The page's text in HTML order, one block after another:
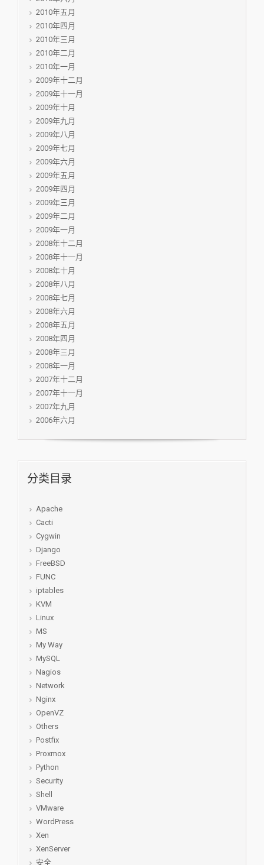
2010年五月
2010年四月
2010年三月
2010年二月
2010年一月
2009年十二月
2009年十一月
2009年十月
2009年九月
2009年八月
2009年七月
2009年六月
2009年五月
2009年四月
2009年三月
2009年二月
2009年一月
2008年十二月
2008年十一月
2008年十月
2008年八月
2008年七月
2008年六月
2008年五月
2008年四月
2008年三月
2008年一月
2007年十二月
2007年十一月
2007年九月
2006年六月
分类目录
Apache
Cacti
Cygwin
Django
FreeBSD
FUNC
iptables
KVM
Linux
MS
My Way
MySQL
Nagios
Network
Nginx
OpenVZ
Others
Postfix
Proxmox
Python
Security
Shell
VMware
WordPress
Xen
XenServer
安全